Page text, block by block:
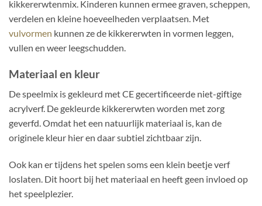
kikkererwtenmix. Kinderen kunnen ermee graven, scheppen,
verdelen en kleine hoeveelheden verplaatsen. Met
vulvormen kunnen ze de kikkererwten in vormen leggen,
vullen en weer leegschudden.
Materiaal en kleur
De speelmix is gekleurd met CE gecertificeerde niet-giftige
acrylverf. De gekleurde kikkererwten worden met zorg
geverfd. Omdat het een natuurlijk materiaal is, kan de
originele kleur hier en daar subtiel zichtbaar zijn.
Ook kan er tijdens het spelen soms een klein beetje verf
loslaten. Dit hoort bij het materiaal en heeft geen invloed op
het speelplezier.